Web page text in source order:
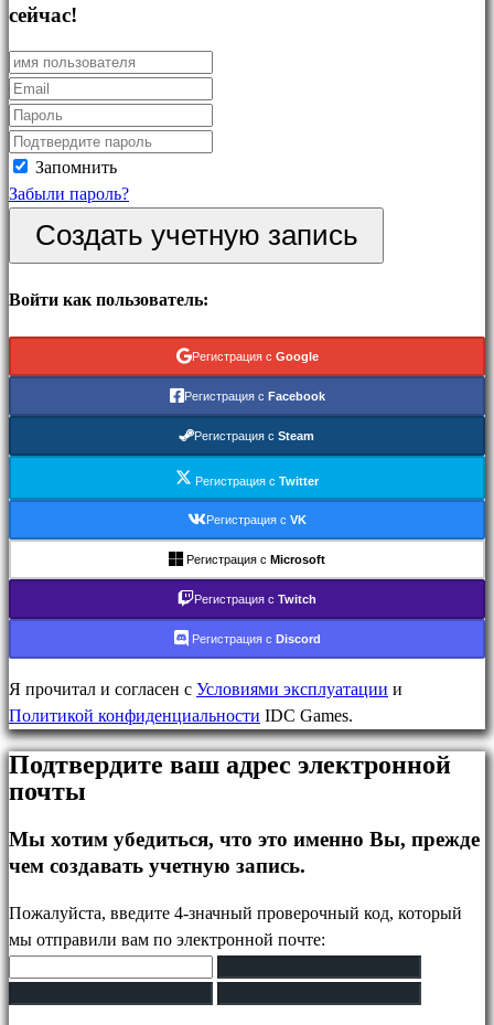
Демо
Сообщество
Gameplays
Внутриигровые
События
Медиа
Pуководство
Plays
Поддержка
запись
Регистрация
Войти
Забыли
пароль?
язык
AR
CS
DA
DE
сейчас!
Запомнить
Забыли пароль?
Создать учетную запись
Войти как пользователь:
Регистрация с Google
Регистрация с Facebook
Регистрация с Steam
Регистрация с Twitter
Регистрация с VK
Регистрация с Microsoft
Регистрация с Twitch
Регистрация с Discord
Я прочитал и согласен с Условиями эксплуатации и
Политикой конфиденциальности IDC Games.
Подтвердите ваш адрес электронной
почты
Мы хотим убедиться, что это именно Вы, прежде
чем создавать учетную запись.
Пожалуйста, введите 4-значный проверочный код, который
мы отправили вам по электронной почте: